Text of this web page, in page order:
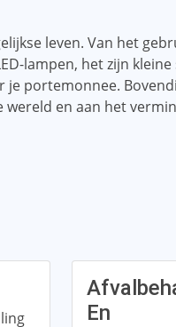
leven. Van het
lampen, het zijn
portemonnee.
en aan het
En